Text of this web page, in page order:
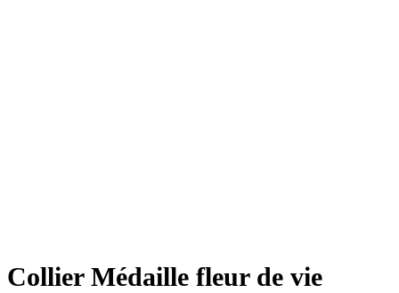
Collier Médaille fleur de vie